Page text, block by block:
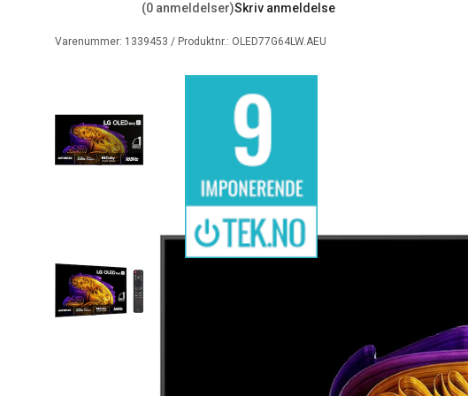
(0 anmeldelser)Skriv anmeldelse
Varenummer: 1339453 / Produktnr.: OLED77G64LW.AEU